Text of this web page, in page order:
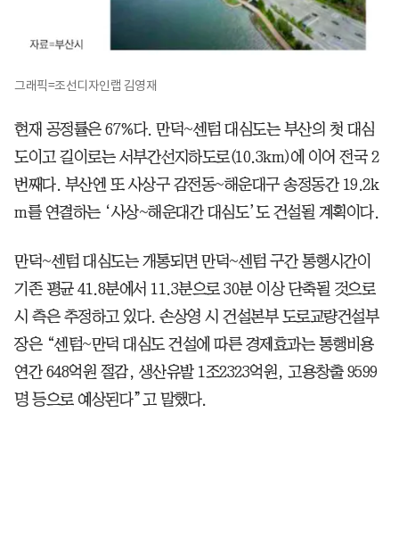
그래픽=조선디자인랩 김영재
현재 공정률은 67%다. 만덕~센텀 대심도는 부산의 첫 대심
도이고 길이로는 서부간선지하도로(10.3km)에 이어 전국 2
번째다. 부산엔 또 사상구 감전동~해운대구 송정동간 19.2k
m를 연결하는 ‘사상~해운대간 대심도’도 건설될 계획이다.
만덕~센텀 대심도는 개통되면 만덕~센텀 구간 통행시간이
기존 평균 41.8분에서 11.3분으로 30분 이상 단축될 것으로
시 측은 추정하고 있다. 손상영 시 건설본부 도로교량건설부
장은 “센텀~만덕 대심도 건설에 따른 경제효과는 통행비용
연간 648억원 절감, 생산유발 1조2323억원, 고용창출 9599
명 등으로 예상된다”고 말했다.